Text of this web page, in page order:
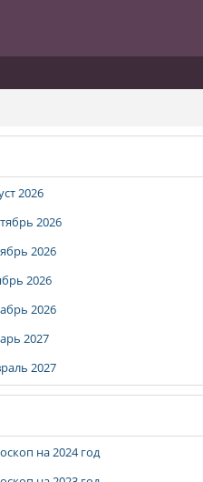
2026
2026
2026
2026
2026
2027
2027
на 2024 год